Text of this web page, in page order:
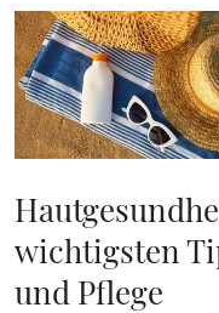
wichtigsten
und Pflege